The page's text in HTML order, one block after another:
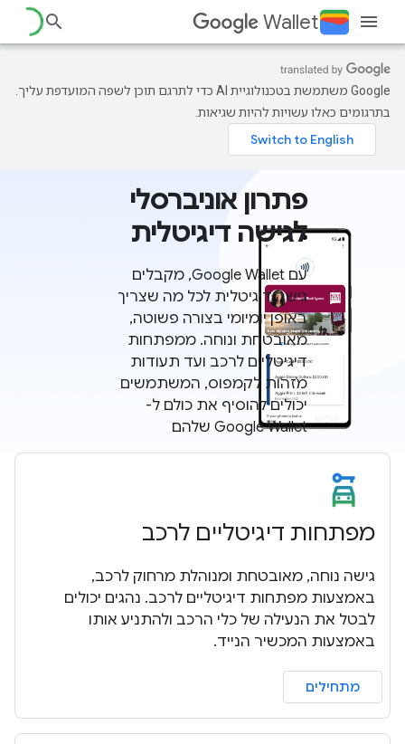
Wallet
‫Google משתמשת בטכנולוגיית AI כדי לתרגם תוכן לשפה המועדפת עליך.
בתרגומים כאלו עשויות להיות שגיאות.
פתרון אוניברסלי
לגישה דיגיטלית
עם Google Wallet, מקבלים
גישה דיגיטלית לכל מה שצריך
באופן יומיומי בצורה פשוטה,
מאובטחת ונוחה. ממפתחות
דיגיטליים לרכב ועד תעודות
מזהות לקמפוס, המשתמשים
יכולים להוסיף את כולם ל-
Google Wallet שלהם
מפתחות דיגיטליים לרכב
גישה נוחה, מאובטחת ומנוהלת מרחוק לרכב,
באמצעות מפתחות דיגיטליים לרכב. נהגים יכולים
לבטל את הנעילה של כלי הרכב ולהתניע אותו
באמצעות המכשיר הנייד.
מתחילים